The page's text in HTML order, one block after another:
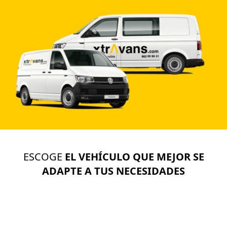
ESCOGE EL VEHÍCULO QUE MEJOR SE
ADAPTE A TUS NECESIDADES